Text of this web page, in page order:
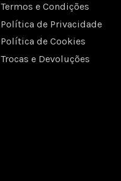
Termos e Condições
Política de Privacidade
Política de Cookies
Trocas e Devoluções